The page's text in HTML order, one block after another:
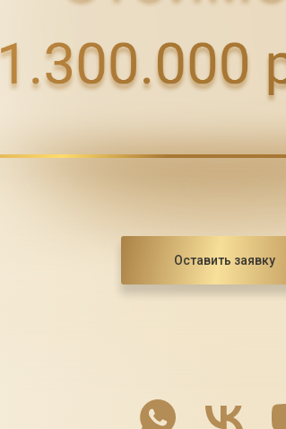
Оставить заявку